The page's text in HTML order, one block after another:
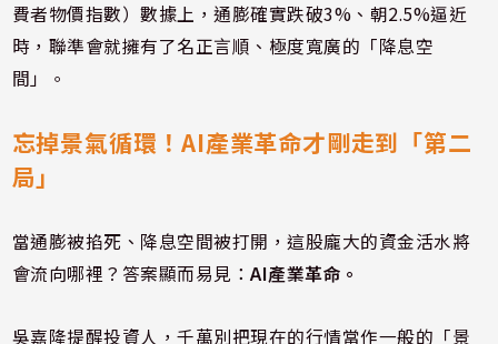
費者物價指數）數據上，通膨確實跌破3%、朝2.5%逼近
時，聯準會就擁有了名正言順、極度寬廣的「降息空
間」。
忘掉景氣循環！AI產業革命才剛走到「第二
局」
當通膨被掐死、降息空間被打開，這股龐大的資金活水將
會流向哪裡？答案顯而易見：AI產業革命。
吳嘉隆提醒投資人，千萬別把現在的行情當作一般的「景